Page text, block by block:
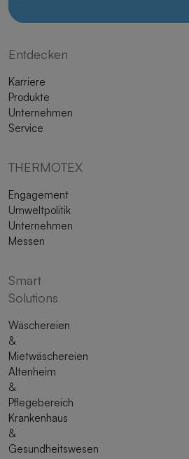
Entdecken
Karriere
Produkte
Unternehmen
Service
THERMOTEX
Engagement
Umweltpolitik
Unternehmen
Messen
Smart
Solutions
Wäschereien
&
Mietwäschereien
Altenheim
&
Pflegebereich
Krankenhaus
&
Gesundheitswesen